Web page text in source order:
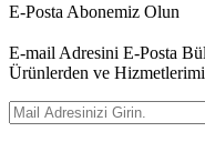
E-Posta Abonemiz Olun
E-mail Adresini E-Posta
Ürünlerden ve